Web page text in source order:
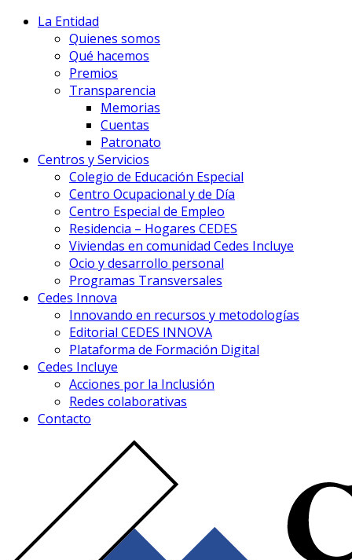
La Entidad
Quienes somos
Qué hacemos
Premios
Transparencia
Memorias
Cuentas
Patronato
Centros y Servicios
Colegio de Educación Especial
Centro Ocupacional y de Día
Centro Especial de Empleo
Residencia – Hogares CEDES
Viviendas en comunidad Cedes Incluye
Ocio y desarrollo personal
Programas Transversales
Cedes Innova
Innovando en recursos y metodologías
Editorial CEDES INNOVA
Plataforma de Formación Digital
Cedes Incluye
Acciones por la Inclusión
Redes colaborativas
Contacto